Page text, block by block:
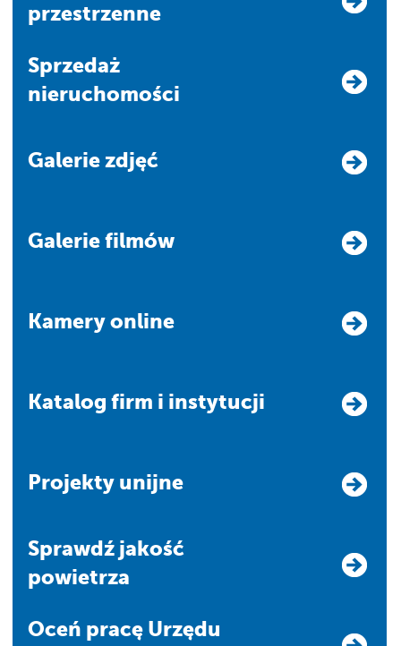
przestrzenne
Sprzedaż
nieruchomości
Galerie zdjęć
Galerie filmów
Kamery online
Katalog firm i instytucji
Projekty unijne
Sprawdź jakość
powietrza
Oceń pracę Urzędu